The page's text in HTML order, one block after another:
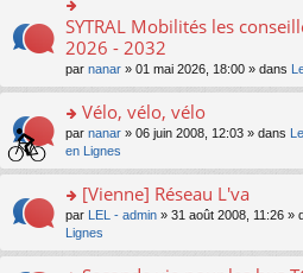
nt
s
ré
c
e
lu
le
pl
u
s
ré
c
e
nt
n
o
n
lu
pl
u
s
ré
c
e
nt
e
s
s
g
n
o
n
lu
pl
u
s
ré
er
le
m
e
s
s
g
o
n
lu
le
o
n
ult
er
le
m
e
s
a
g
e
n
SYTRAL Mobilités les
2026 - 2032
par nanar » 01 mai 2026, 18:00 » dans
o
n
s
er
le
m
e
Vélo, vélo, vélo
par nanar » 06 juin 2008, 12:03 » dans
en Lignes
o
s
[Vienne] Réseau L'va
par LEL - admin » 31 août 2008, 11:26 »
Lignes